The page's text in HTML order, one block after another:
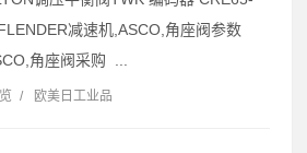
减速机,ASCO,角座阀参数
角座阀采购 ...
/ 欧美日工业品